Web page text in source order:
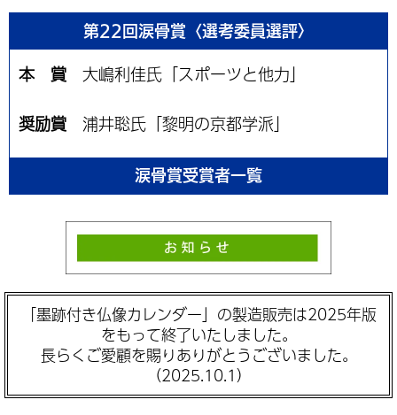
第22回涙骨賞〈選考委員選評〉
本 賞 大嶋利佳氏「スポーツと他力」
奨励賞 浦井聡氏「黎明の京都学派」
涙骨賞受賞者一覧
「墨跡付き仏像カレンダー」の製造販売は2025年版
をもって終了いたしました。
長らくご愛顧を賜りありがとうございました。
（2025.10.1）